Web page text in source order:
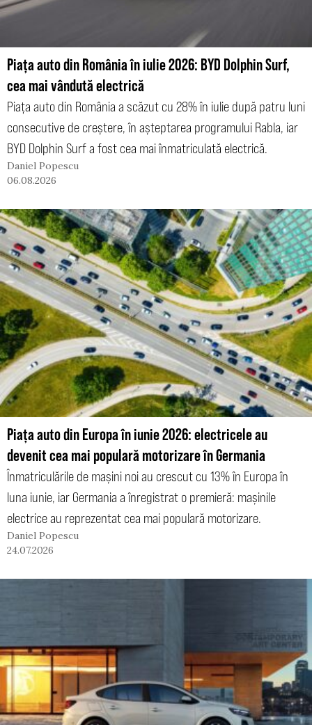
Piața auto din România în iulie 2026: BYD Dolphin Surf,
cea mai vândută electrică
Piața auto din România a scăzut cu 28% în iulie după patru luni
consecutive de creștere, în așteptarea programului Rabla, iar
BYD Dolphin Surf a fost cea mai înmatriculată electrică.
Daniel Popescu
06.08.2026
Piața auto din Europa în iunie 2026: electricele au
devenit cea mai populară motorizare în Germania
Înmatriculările de mașini noi au crescut cu 13% în Europa în
luna iunie, iar Germania a înregistrat o premieră: mașinile
electrice au reprezentat cea mai populară motorizare.
Daniel Popescu
24.07.2026